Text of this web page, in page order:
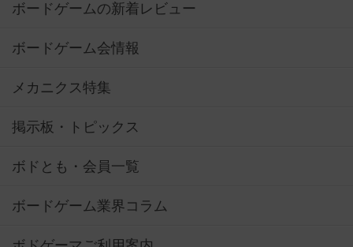
ボードゲームの新着レビュー
ボードゲーム会情報
メカニクス特集
掲示板・トピックス
ボドとも・会員一覧
ボードゲーム業界コラム